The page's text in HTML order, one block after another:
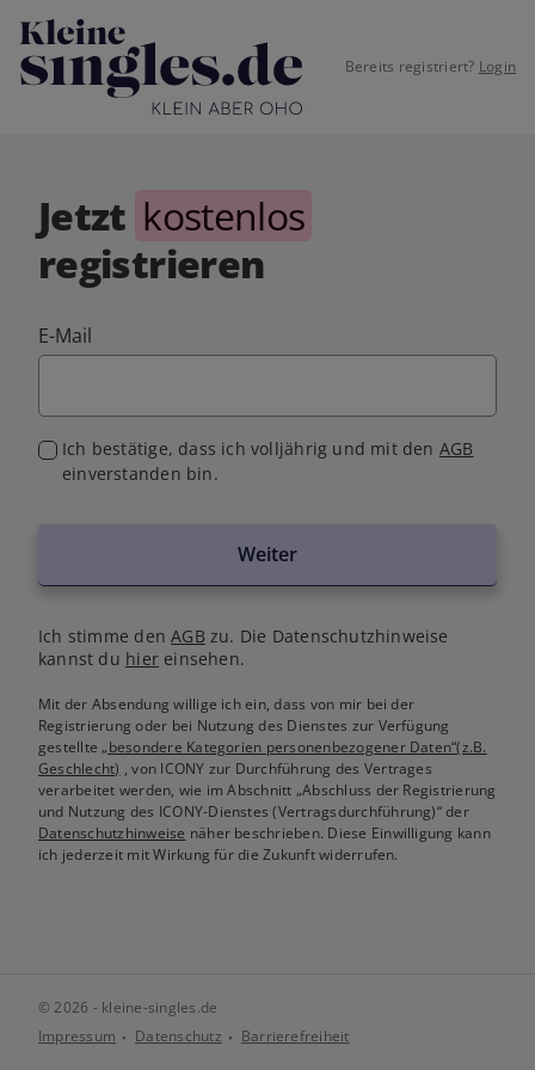
Bereits registriert? Login
Jetzt kostenlos
registrieren
E-Mail
Ich bestätige, dass ich volljährig und mit den AGB
einverstanden bin.
Weiter
Ich stimme denAGB zu. Die Datenschutzhinweise
kannst du hiereinsehen.
Mit der Absendung willige ich ein, dass von mir bei der
Registrierung oder bei Nutzung des Dienstes zur Verfügung
gestellte„besondere Kategorien personenbezogener Daten“(z.B.
Geschlecht) , von ICONY zur Durchführung des Vertrages
verarbeitet werden, wie im Abschnitt „Abschluss der Registrierung
und Nutzung des ICONY-Dienstes (Vertragsdurchführung)“ der
Datenschutzhinweise näher beschrieben. Diese Einwilligung kann
ich jederzeit mit Wirkung für die Zukunft widerrufen.
© 2026 - kleine-singles.de
Impressum
Datenschutz Barrierefreiheit